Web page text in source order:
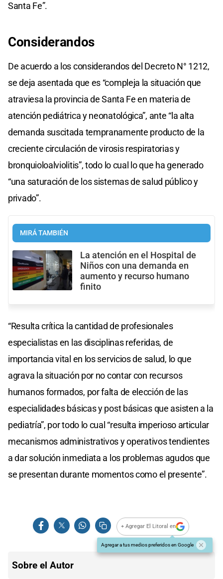
Santa Fe”.
Considerandos
De acuerdo a los considerandos del Decreto N° 1212,
se deja asentada que es “compleja la situación que
atraviesa la provincia de Santa Fe en materia de
atención pediátrica y neonatológica”, ante “la alta
demanda suscitada tempranamente producto de la
creciente circulación de virosis respiratorias y
bronquioloalviolitis”, todo lo cual lo que ha generado
“una saturación de los sistemas de salud público y
privado”.
MIRÁ TAMBIÉN
La atención en el Hospital de
Niños con una demanda en
aumento y recurso humano
finito
“Resulta crítica la cantidad de profesionales
especialistas en las disciplinas referidas, de
importancia vital en los servicios de salud, lo que
agrava la situación por no contar con recursos
humanos formados, por falta de elección de las
especialidades básicas y post básicas que asisten a la
pediatría”, por todo lo cual “resulta imperioso articular
mecanismos administrativos y operativos tendientes
a dar solución inmediata a los problemas agudos que
se presentan durante momentos como el presente”.
+ Agregar El Litoral en
Agregar a tus medios preferidos en Google
Sobre el Autor